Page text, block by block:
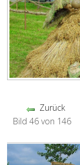
Zurück
Bild 46 von 146